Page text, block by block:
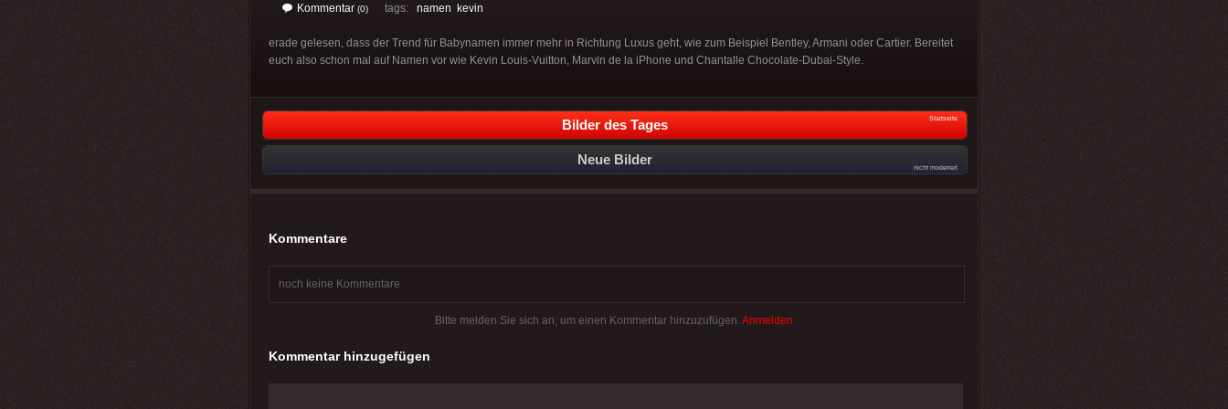
Kommentar (0) tags: namen kevin
erade gelesen, dass der Trend für Babynamen immer mehr in Richtung Luxus geht, wie zum Beispiel Bentley, Armani oder Cartier. Bereitet
euch also schon mal auf Namen vor wie Kevin Louis-Vuitton, Marvin de la iPhone und Chantalle Chocolate-Dubai-Style.
Bilder des Tages Startseite
Neue Bilder
nicht moderiert
Kommentare
noch keine Kommentare
Bitte melden Sie sich an, um einen Kommentar hinzuzufügen. Anmelden
Kommentar hinzugefügen